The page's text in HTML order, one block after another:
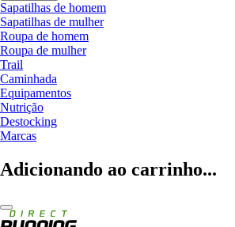
Sapatilhas de homem
Sapatilhas de mulher
Roupa de homem
Roupa de mulher
Trail
Caminhada
Equipamentos
Nutrição
Destocking
Marcas
Adicionando ao carrinho...